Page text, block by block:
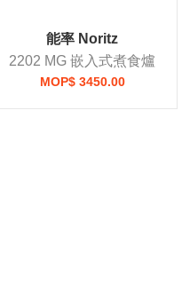
能率 Noritz
2202 MG 嵌入式煮食爐
MOP$ 3450.00